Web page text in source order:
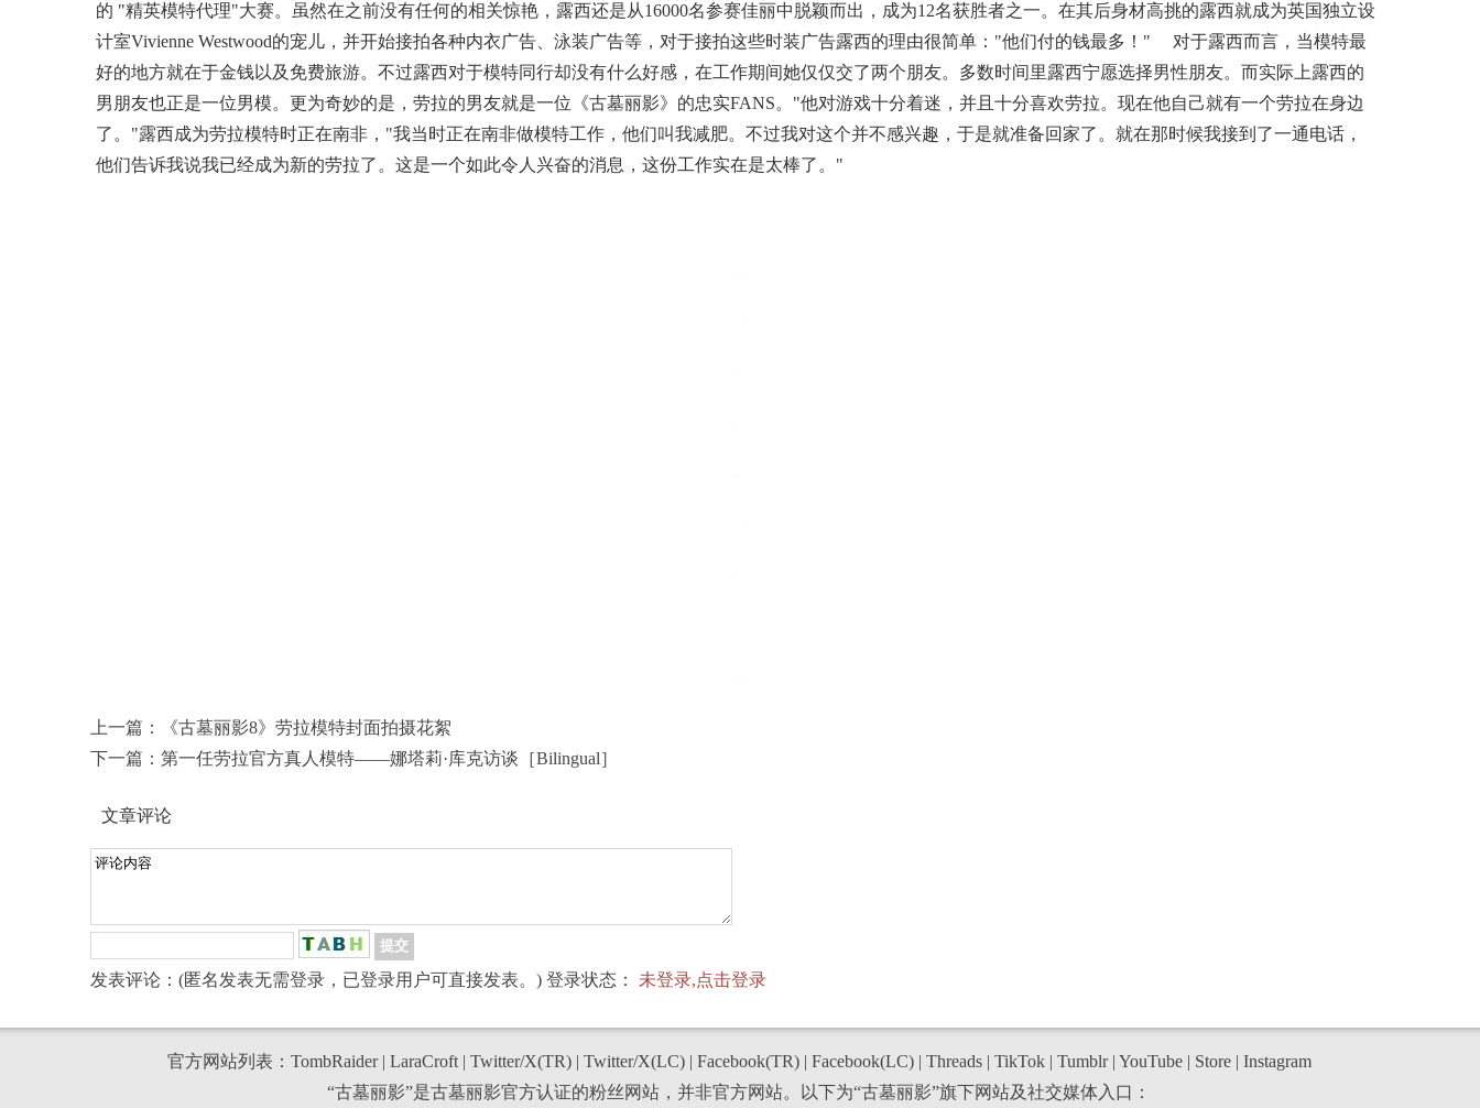
的 "精英模特代理"大赛。虽然在之前没有任何的相关惊艳，露西还是从16000名参赛佳丽中脱颖而出，成为12名获胜者之一。在其后身材高挑的露西就成为英国独立设
计室Vivienne Westwood的宠儿，并开始接拍各种内衣广告、泳装广告等，对于接拍这些时装广告露西的理由很简单："他们付的钱最多！" 对于露西而言，当模特最
好的地方就在于金钱以及免费旅游。不过露西对于模特同行却没有什么好感，在工作期间她仅仅交了两个朋友。多数时间里露西宁愿选择男性朋友。而实际上露西的
男朋友也正是一位男模。更为奇妙的是，劳拉的男友就是一位《古墓丽影》的忠实FANS。"他对游戏十分着迷，并且十分喜欢劳拉。现在他自己就有一个劳拉在身边
了。"露西成为劳拉模特时正在南非，"我当时正在南非做模特工作，他们叫我减肥。不过我对这个并不感兴趣，于是就准备回家了。就在那时候我接到了一通电话，
他们告诉我说我已经成为新的劳拉了。这是一个如此令人兴奋的消息，这份工作实在是太棒了。"
上一篇：
《古墓丽影8》劳拉模特封面拍摄花絮
下一篇： 第一任劳拉官方真人模特——娜塔莉·库克访谈［Bilingual］
文章评论
发表评论：(匿名发表无需登录，已登录用户可直接发表。) 登录状态： 未登录,点击登录
官方网站列表： TombRaider| LaraCroft| Twitter/X(TR)| Twitter/X(LC)| Facebook(TR)| Facebook(LC)| Threads| TikTok| Tumblr| YouTube| Store| Instagram
“古墓丽影”是古墓丽影官方认证的粉丝网站，并非官方网站。以下为“古墓丽影”旗下网站及社交媒体入口：